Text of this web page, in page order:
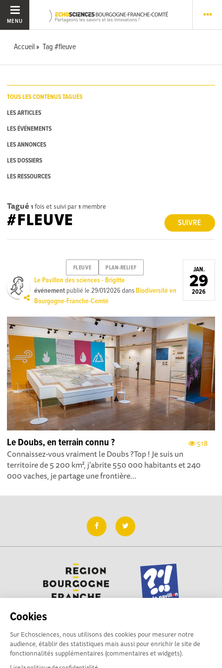
Cookies
Sur Echosciences, nous utilisons des cookies pour mesurer notre
audience, établir des statistiques mais aussi pour enrichir le site de
fonctionnalités supplémentaires (commentaires et widgets).
MENU
Accueil Tag #fleuve
TOUS LES CONTENUS TAGUÉS
LES ARTICLES
LES ÉVÉNEMENTS
LES ANNONCES
LES DOSSIERS
LES RESSOURCES
Tagué 1 fois et suivi par1 membre
SUIVRE
#FLEUVE
FLEUVE PLAN-RELIEF
Le Pavillon des sciences - Brigitte
événement publié le29/01/2026dansBiodiversité en
Bourgogne-Franche-Comté
JAN.
29
2026
518
Le Doubs, en terrain connu ?
Connaissez-vous vraiment le Doubs ?Top ! Je suis un
territoire de 5 200 km², j’abrite 550 000 habitants et 240
000 vaches, je partage une frontière...
Besoin d'aide pour utiliser Echosciences ? Écrivez vos
questions aux administrateurs de la plateforme
contact@pavillon-sciences.com